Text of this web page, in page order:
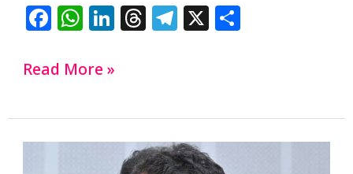
F
c
b
o
W
at
A
p
Li
dI
n
T
d
s
T
ra
m
X
Read More »